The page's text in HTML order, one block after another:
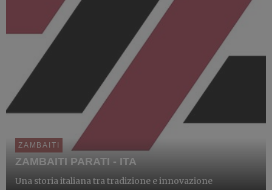
ZAMBAITI
ZAMBAITI PARATI - ITA
Una storia italiana tra tradizione e innovazione